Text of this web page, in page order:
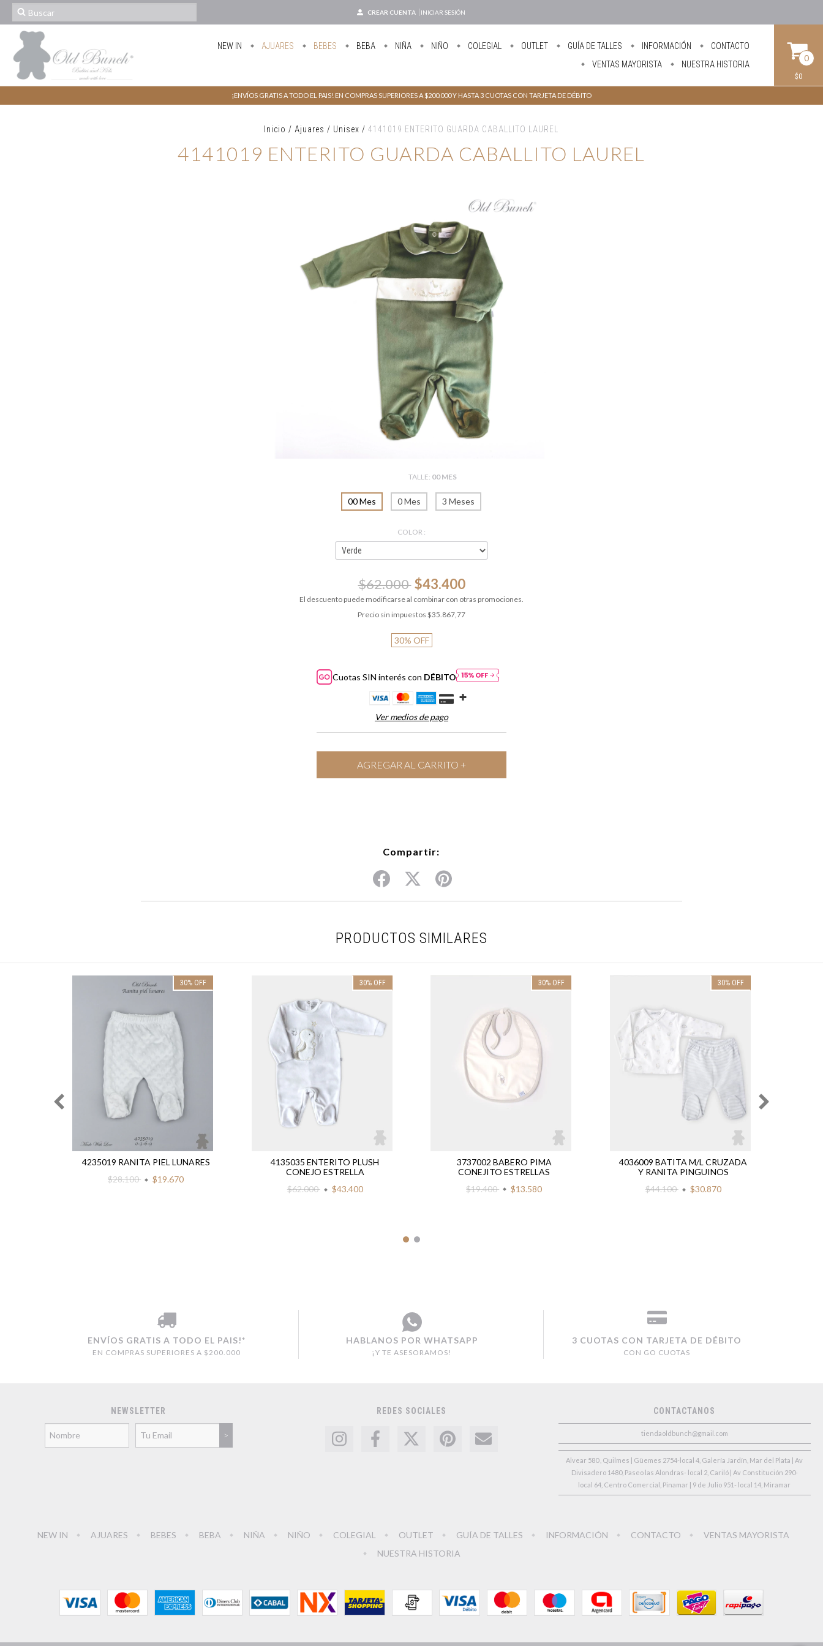
CREAR CUENTA INICIAR SESIÓN
NEW IN AJUARES BEBES BEBA NIÑA NIÑO COLEGIAL OUTLET GUÍA DE TALLES INFORMACIÓN
CONTACTO
VENTAS MAYORISTA
NUESTRA HISTORIA
0
$0
¡ENVÍOS GRATIS A TODO EL PAIS! EN COMPRAS SUPERIORES A $200.000 Y HASTA 3 CUOTAS CON TARJETA DE DÉBITO
Inicio / Ajuares / Unisex / 4141019 ENTERITO GUARDA CABALLITO LAUREL
4141019 ENTERITO GUARDA CABALLITO LAUREL
TALLE: 00 MES
00 Mes 0 Mes 3 Meses
COLOR :
$62.000 $43.400
El descuento puede modificarse al combinar con otras promociones.
Precio sin impuestos $35.867,77
30% OFF
Cuotas SIN interés con DÉBITO
Ver medios de pago
Compartir:
PRODUCTOS SIMILARES
30% OFF
4235019 RANITA PIEL LUNARES
$28.100
$19.670
30% OFF
4135035 ENTERITO PLUSH
CONEJO ESTRELLA
$62.000
$43.400
30% OFF
3737002 BABERO PIMA
CONEJITO ESTRELLAS
$19.400
$13.580
30% OFF
4036009 BATITA M/L CRUZADA
Y RANITA PINGUINOS
$44.100
$30.870
ENVÍOS GRATIS A TODO EL PAIS!*
EN COMPRAS SUPERIORES A $200.000
HABLANOS POR WHATSAPP
¡Y TE ASESORAMOS!
3 CUOTAS CON TARJETA DE DÉBITO
CON GO CUOTAS
NEWSLETTER REDES SOCIALES CONTACTANOS
tiendaoldbunch@gmail.com
Alvear 580 , Quilmes | Güemes 2754-local 4, Galería Jardín, Mar del Plata | Av
Divisadero 1480, Paseo las Alondras- local 2, Cariló | Av Constitución 290-
local 64, Centro Comercial, Pinamar | 9 de Julio 951- local 14, Miramar
NEW IN AJUARES BEBES BEBA NIÑA NIÑO COLEGIAL OUTLET GUÍA DE TALLES INFORMACIÓN CONTACTO
VENTAS MAYORISTA
NUESTRA HISTORIA